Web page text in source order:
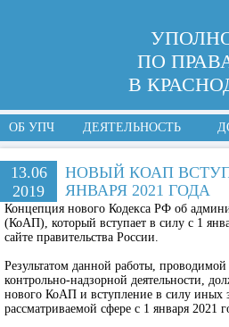
ПО
В
ОБ УПЧ ДЕЯТЕЛЬНОСТЬ
13.06
2019
НОВЫЙ КОАП
ЯНВАРЯ 2021 ГОДА
Концепция нового Кодекса РФ об
(КоАП), который вступает в силу с 1
сайте правительства России.
Результатом данной работы,
контрольно-надзорной деятельности,
нового КоАП и вступление в силу иных
рассматриваемой сфере с 1 января 2021